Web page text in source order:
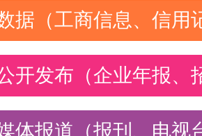
据（工商信息、信用
开发布（企业年报、
体报道（报刊、电视